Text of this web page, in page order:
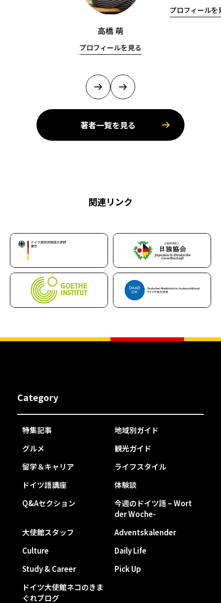
高橋 萌
プロフィールを見る
プロフィールを
著者一覧を見る
関連リンク
Category
特集記事
地域別ガイド
グルメ
観光ガイド
留学＆キャリア
ライフスタイル
ドイツ語講座
体験談
Q&Aセクション
今週のドイツ語 – Wort
der Woche-
大使館スタッフ
Adventskalender
Culture
Daily Life
Study & Career
Pick Up
ドイツ大使館ネコのきま
ぐれブログ